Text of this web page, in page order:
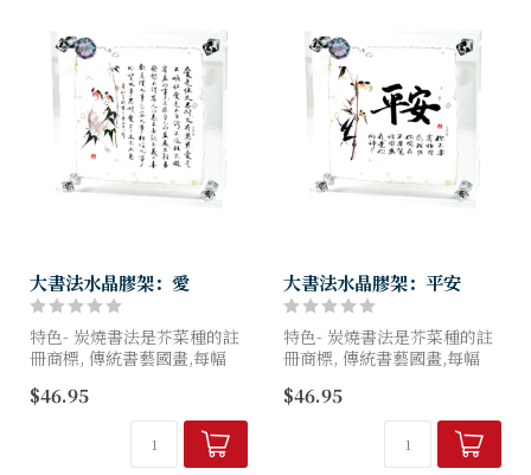
大書法水晶膠架：愛
特色- 炭燒書法是芥菜種的註
冊商標, 傳統書藝國畫,每幅
狀各異, 亞加力底面螺絲固定
$46.95
大書法水晶膠架：平安
特色- 炭燒書法是芥菜種的註
冊商標, 傳統書藝國畫,每幅
狀各異, 亞加力底面螺絲固定
$46.95